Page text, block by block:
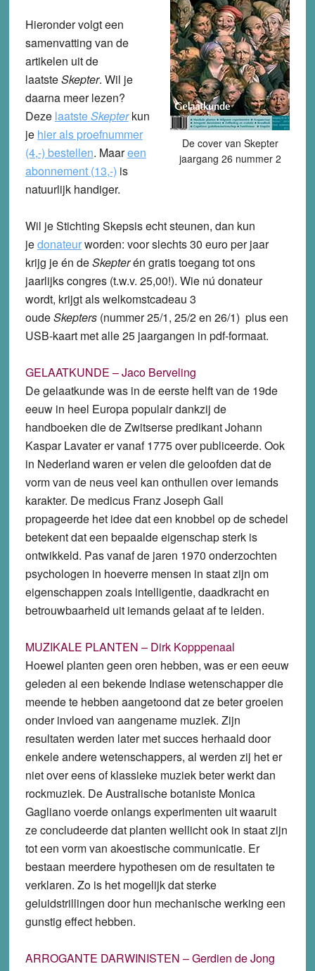
De cover van Skepter
jaargang 26 nummer 2
Hieronder volgt een
samenvatting van de
artikelen uit de
laatsteSkepter. Wil je
daarna meer lezen?
Deze laatsteSkepterkun
je hier als proefnummer
(4,-) bestellen. Maareen
abonnement (13,-) is
natuurlijk handiger.
Wil je Stichting Skepsis echt steunen, dan kun
jedonateurworden: voor slechts 30 euro per jaar
krijg je én deSkepterén gratis toegang tot ons
jaarlijks congres (t.w.v. 25,00!). Wie nú donateur
wordt, krijgt als welkomstcadeau 3
oudeSkepters (nummer 25/1, 25/2 en 26/1) plus een
USB-kaart met alle 25 jaargangen in pdf-formaat.
GELAATKUNDE – Jaco Berveling
De gelaatkunde was in de eerste helft van de 19de
eeuw in heel Europa populair dankzij de
handboeken die de Zwitserse predikant Johann
Kaspar Lavater er vanaf 1775 over publiceerde. Ook
in Nederland waren er velen die geloofden dat de
vorm van de neus veel kan onthullen over iemands
karakter. De medicus Franz Joseph Gall
propageerde het idee dat een knobbel op de schedel
betekent dat een bepaalde eigenschap sterk is
ontwikkeld. Pas vanaf de jaren 1970 onderzochten
psychologen in hoeverre mensen in staat zijn om
eigenschappen zoals intelligentie, daadkracht en
betrouwbaarheid uit iemands gelaat af te leiden.
MUZIKALE PLANTEN – Dirk Kopppenaal
Hoewel planten geen oren hebben, was er een eeuw
geleden al een bekende Indiase wetenschapper die
meende te hebben aangetoond dat ze beter groeien
onder invloed van aangename muziek. Zijn
resultaten werden later met succes herhaald door
enkele andere wetenschappers, al werden zij het er
niet over eens of klassieke muziek beter werkt dan
rockmuziek. De Australische botaniste Monica
Gagliano voerde onlangs experimenten uit waaruit
ze concludeerde dat planten wellicht ook in staat zijn
tot een vorm van akoestische communicatie. Er
bestaan meerdere hypothesen om de resultaten te
verklaren. Zo is het mogelijk dat sterke
geluidstrillingen door hun mechanische werking een
gunstig effect hebben.
ARROGANTE DARWINISTEN – Gerdien de Jong